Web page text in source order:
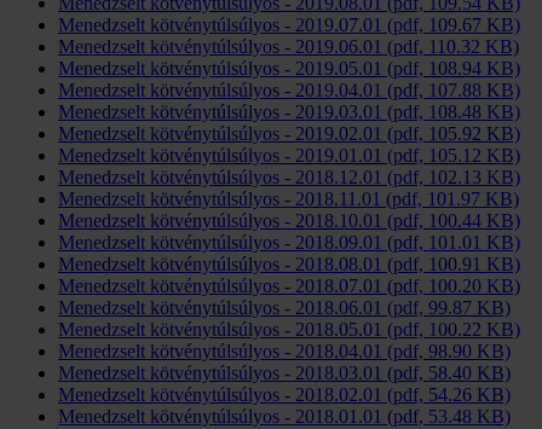
Menedzselt kötvénytúlsúlyos - 2019.07.01 (pdf, 109.67 KB)
Menedzselt kötvénytúlsúlyos - 2019.06.01 (pdf, 110.32 KB)
Menedzselt kötvénytúlsúlyos - 2019.05.01 (pdf, 108.94 KB)
Menedzselt kötvénytúlsúlyos - 2019.04.01 (pdf, 107.88 KB)
Menedzselt kötvénytúlsúlyos - 2019.03.01 (pdf, 108.48 KB)
Menedzselt kötvénytúlsúlyos - 2019.02.01 (pdf, 105.92 KB)
Menedzselt kötvénytúlsúlyos - 2019.01.01 (pdf, 105.12 KB)
Menedzselt kötvénytúlsúlyos - 2018.12.01 (pdf, 102.13 KB)
Menedzselt kötvénytúlsúlyos - 2018.11.01 (pdf, 101.97 KB)
Menedzselt kötvénytúlsúlyos - 2018.10.01 (pdf, 100.44 KB)
Menedzselt kötvénytúlsúlyos - 2018.09.01 (pdf, 101.01 KB)
Menedzselt kötvénytúlsúlyos - 2018.08.01 (pdf, 100.91 KB)
Menedzselt kötvénytúlsúlyos - 2018.07.01 (pdf, 100.20 KB)
Menedzselt kötvénytúlsúlyos - 2018.06.01 (pdf, 99.87 KB)
Menedzselt kötvénytúlsúlyos - 2018.05.01 (pdf, 100.22 KB)
Menedzselt kötvénytúlsúlyos - 2018.04.01 (pdf, 98.90 KB)
Menedzselt kötvénytúlsúlyos - 2018.03.01 (pdf, 58.40 KB)
Menedzselt kötvénytúlsúlyos - 2018.02.01 (pdf, 54.26 KB)
Menedzselt kötvénytúlsúlyos - 2018.01.01 (pdf, 53.48 KB)